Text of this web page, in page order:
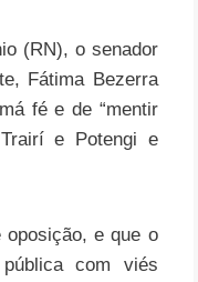
(RN), o senador
Fátima Bezerra
fé e de “mentir
e Potengi e
oposição, e que o
com viés